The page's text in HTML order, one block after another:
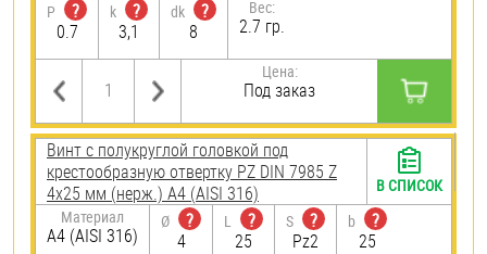
P
?
0.7
k
?
3,1
dk
?
8
Вес:
2.7 гр.
Цена:
Под заказ
Винт с полукруглой головкой под
крестообразную отвертку PZ DIN 7985 Z
4х25 мм (нерж.) A4 (AISI 316)
Материал
A4 (AISI 316)
Ø
?
4
L
?
25
S
?
Pz2
b
?
25
В СПИСОК